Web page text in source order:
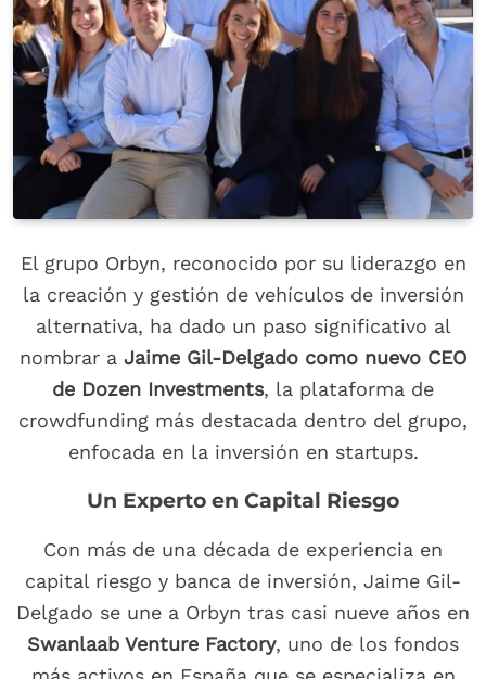
El grupo Orbyn, reconocido por su liderazgo en
la creación y gestión de vehículos de inversión
alternativa, ha dado un paso significativo al
nombrar a Jaime Gil-Delgado como nuevo CEO
de Dozen Investments, la plataforma de
crowdfunding más destacada dentro del grupo,
enfocada en la inversión en startups.
Un Experto en Capital Riesgo
Con más de una década de experiencia en
capital riesgo y banca de inversión, Jaime Gil-
Delgado se une a Orbyn tras casi nueve años en
Swanlaab Venture Factory, uno de los fondos